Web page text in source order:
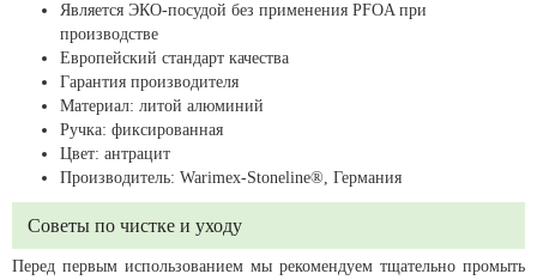
Является ЭКО-посудой без применения PFOA при
производстве
Европейский стандарт качества
Гарантия производителя
Материал: литой алюминий
Ручка: фиксированная
Цвет: антрацит
Производитель: Warimex-Stoneline®, Германия
Советы по чистке и уходу
Перед первым использованием мы рекомендуем тщательно промыть